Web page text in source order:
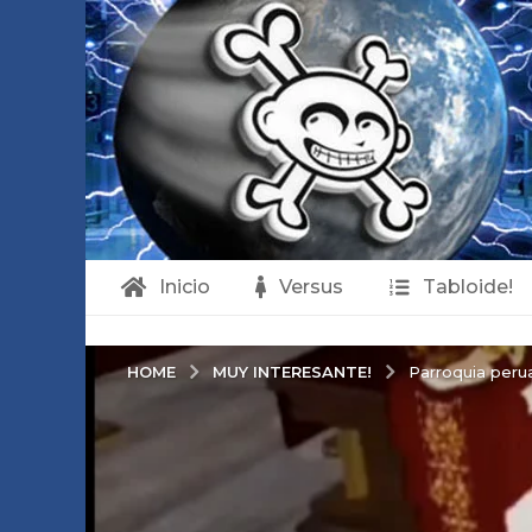
Inicio Versus Tabloide!
HOME MUY INTERESANTE! Parroquia